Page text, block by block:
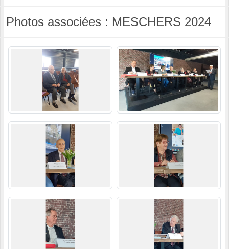
Photos associées : MESCHERS 2024